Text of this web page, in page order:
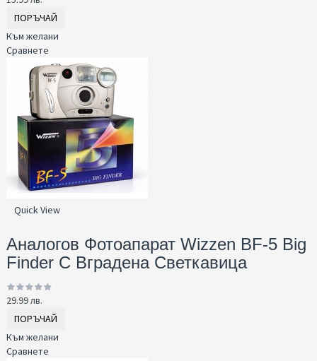
ПОРЪЧАЙ
Към желани
Сравнете
Quick View
Аналогов Фотоапарат Wizzen BF-5 Big
Finder С Вградена Светкавица
29.99 лв.
ПОРЪЧАЙ
Към желани
Сравнете